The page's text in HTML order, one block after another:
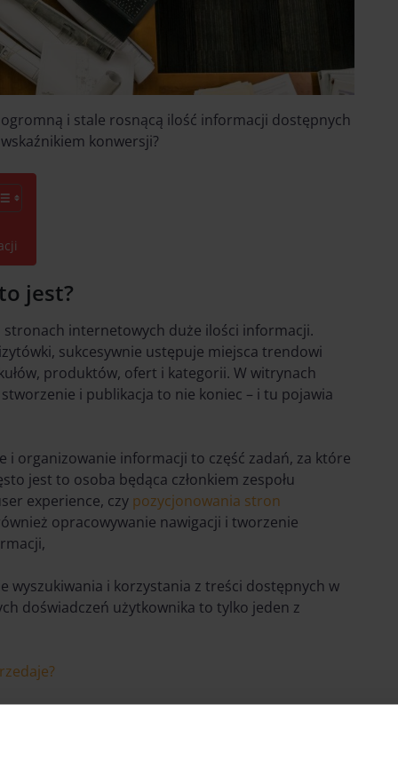
i stale rosnącą ilość informacji dostępnych
konwersji?
jest?
stronach internetowych duże ilości informacji.
sukcesywnie ustępuje miejsca trendowi
produktów, ofert i kategorii. W witrynach
i publikacja to nie koniec – i tu pojawia
organizowanie informacji to część zadań, za które
jest to osoba będąca członkiem zespołu
experience, czy pozycjonowania stron
opracowywanie nawigacji i tworzenie
wyszukiwania i korzystania z treści dostępnych w
doświadczeń użytkownika to tylko jeden z
kiedy użytkownik odwiedzający naszą witrynę
płatności. Jak nietrudno się domyślić
Jakie zachowania podejmuje od wejścia na